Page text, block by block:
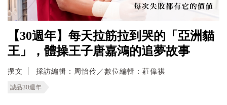
【30週年】每天拉筋拉到哭的「亞洲貓
王」，體操王子唐嘉鴻的追夢故事
撰文 採訪編輯：周怡伶／數位編輯：莊偉祺
誠品30週年